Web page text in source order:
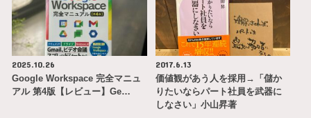
2025.10.26
Google Workspace 完全マニュ
アル 第4版【レビュー】Ge…
2017.6.13
価値観があう人を採用→「儲か
りたいならパート社員を武器に
しなさい」小山昇著